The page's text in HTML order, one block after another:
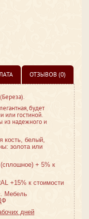
ОТЗЫВОВ (0)
будет
или гостиной.
из надежного и
кость, белый,
золота или
+ 5% к
+15% к стоимости
Мебель
дней